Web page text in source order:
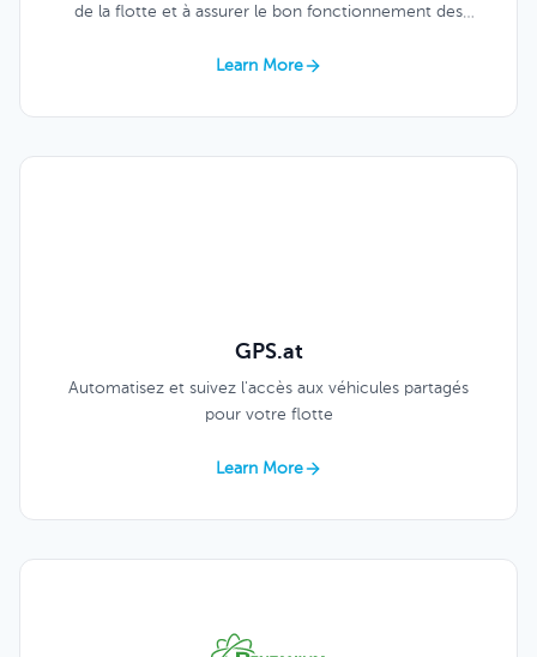
de la flotte et à assurer le bon fonctionnement des
Learn More
GPS.at
Automatisez et suivez l'accès aux véhicules partagés
pour votre flotte
Learn More